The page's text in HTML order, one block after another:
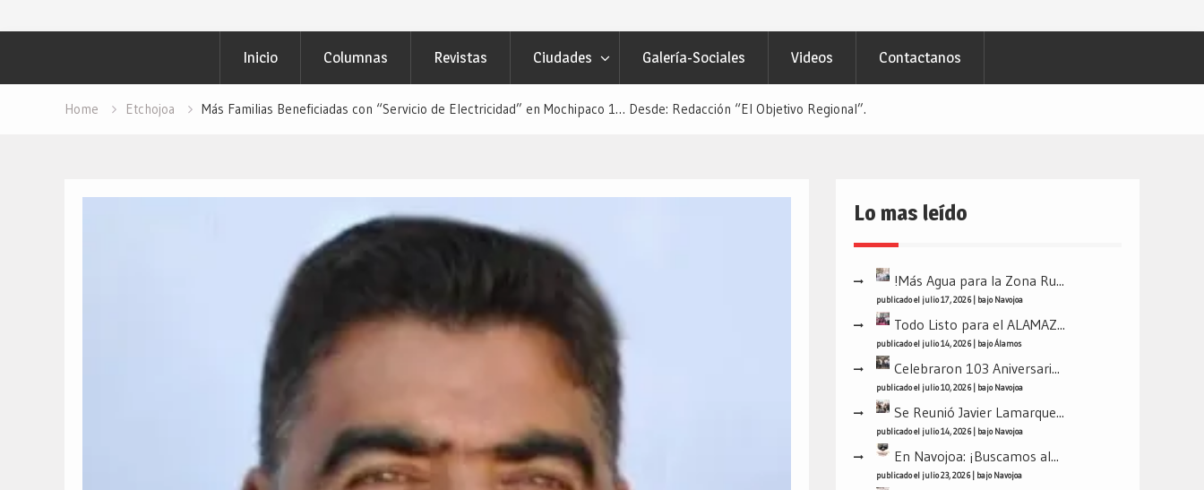
Inicio Columnas Revistas Ciudades Galería-Sociales Videos Contactanos
Home Etchojoa Más Familias Beneficiadas con “Servicio de Electricidad” en Mochipaco 1… Desde: Redacción “El Objetivo Regional”.
Lo mas leído
!Más Agua para la Zona Ru...
publicado el julio 17, 2026| bajoNavojoa
Todo Listo para el ALAMAZ...
publicado el julio 14, 2026| bajoÁlamos
Celebraron 103 Aniversari...
publicado el julio 10, 2026| bajoNavojoa
Se Reunió Javier Lamarque...
publicado el julio 14, 2026| bajoNavojoa
En Navojoa: ¡Buscamos al...
publicado el julio 23, 2026| bajoNavojoa